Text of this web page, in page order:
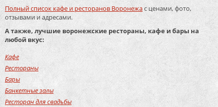
Полный список кафе и ресторанов Воронежас ценами, фото,
отзывами и адресами.
А также, лучшие воронежские рестораны, кафе и бары на
любой вкус:
Кафе
Рестораны
Бары
Банкетные залы
Ресторан для свадьбы